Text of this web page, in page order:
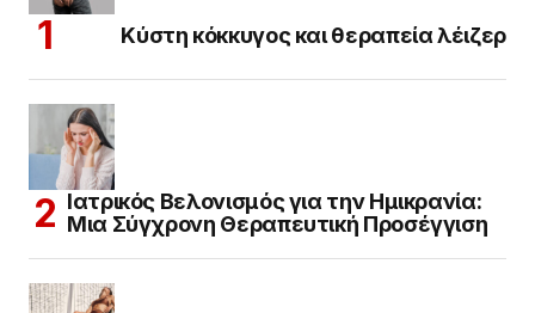
Κύστη κόκκυγος και θεραπεία λέιζερ
Ιατρικός Βελονισμός για την Ημικρανία:
Μια Σύγχρονη Θεραπευτική Προσέγγιση